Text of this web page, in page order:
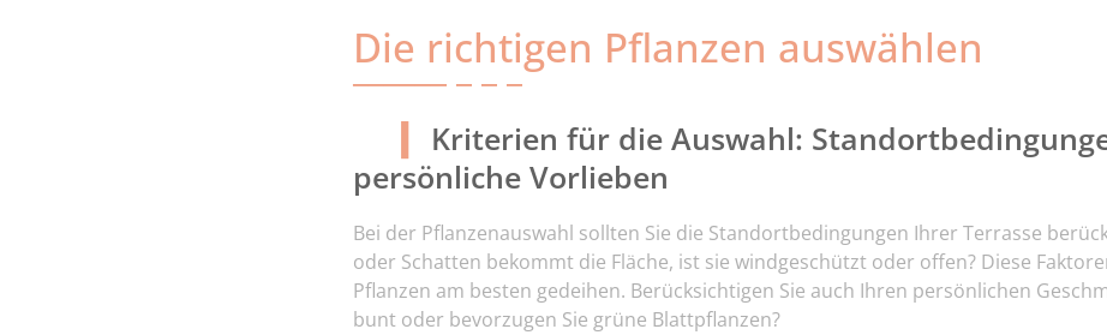
Die richtigen Pflanzen auswählen
Kriterien für die Auswahl:
persönliche Vorlieben
Bei der Pflanzenauswahl sollten Sie die Standortbedingungen Ihrer Terrasse
oder Schatten bekommt die Fläche, ist sie windgeschützt oder offen? Diese
Pflanzen am besten gedeihen. Berücksichtigen Sie auch Ihren persönlichen
bunt oder bevorzugen Sie grüne Blattpflanzen?